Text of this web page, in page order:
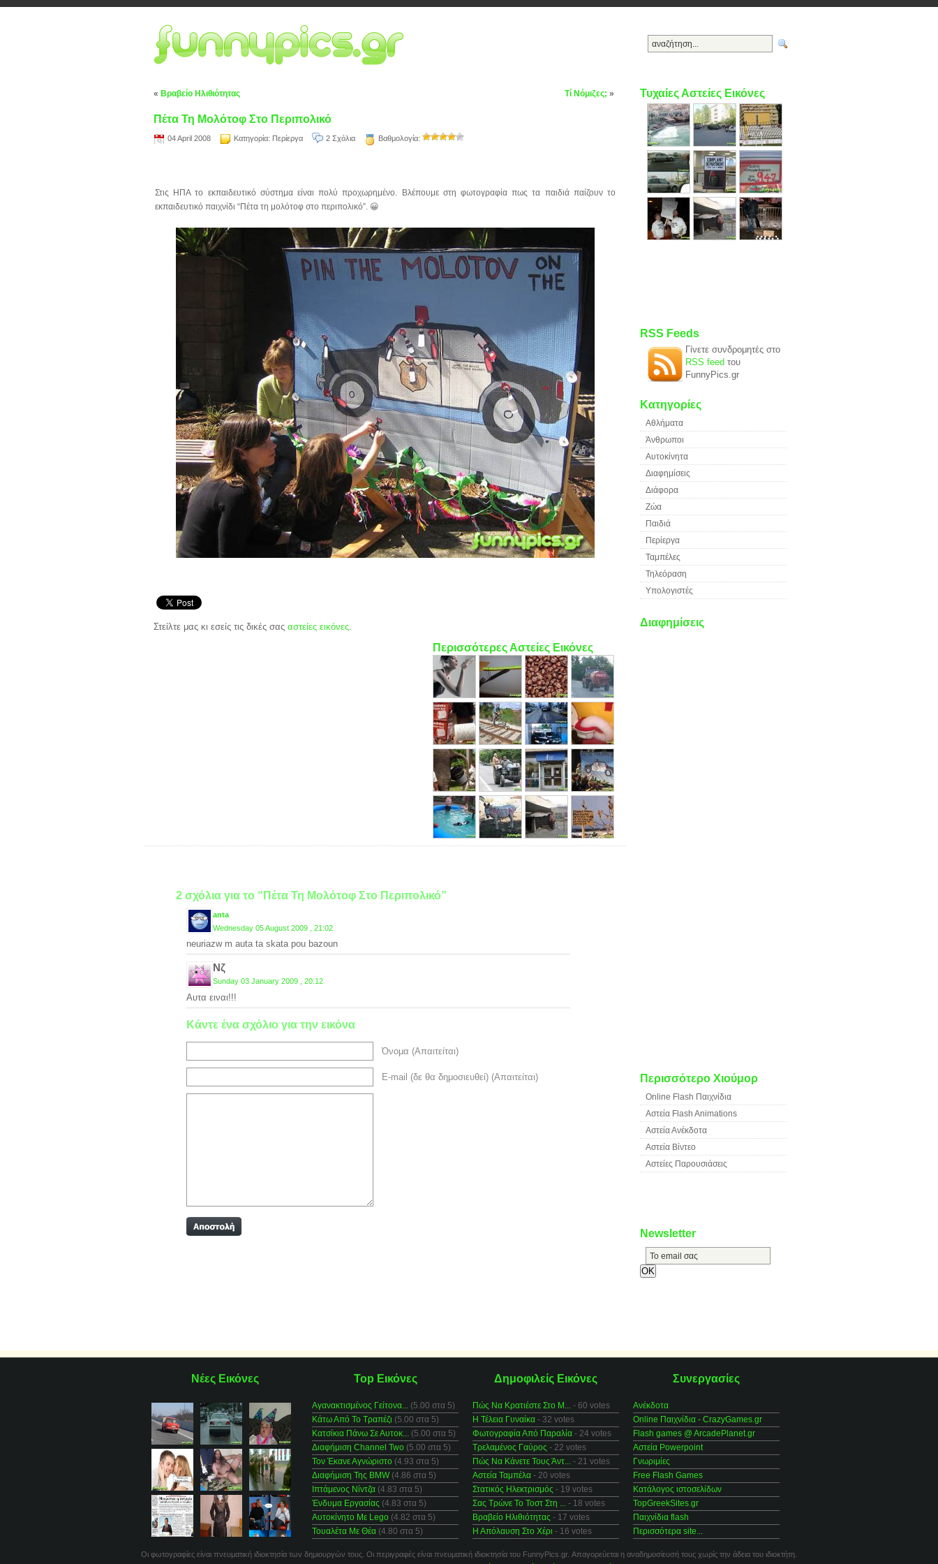
« Βραβείο Ηλιθιότητας Τί Νόμιζες; »
Πέτα Τη Μολότοφ Στο Περιπολικό
04 April 2008 Κατηγορία: Περίεργα 2 Σχόλια Βαθμολογία:
Στις ΗΠΑ το εκπαιδευτικό σύστημα είναι πολύ προχωρημένο. Βλέπουμε στη φωτογραφία πως τα παιδιά παίζουν το
εκπαιδευτικό παιχνίδι “Πέτα τη μολότοφ στο περιπολικό”. 😀
Στείλτε μας κι εσείς τις δικές σας αστείες εικόνες.
Περισσότερες Αστείες Εικόνες
2 σχόλια για το “Πέτα Τη Μολότοφ Στο Περιπολικό”
anta
Wednesday 05 August 2009 , 21:02
neuriazw m auta ta skata pou bazoun
Νζ
Sunday 03 January 2009 , 20:12
Αυτα ειναι!!!
Κάντε ένα σχόλιο για την εικόνα
Όνομα (Απαιτείται)
E-mail (δε θα δημοσιευθεί) (Απαιτείται)
Τυχαίες Αστείες Εικόνες
RSS Feeds
Γίνετε συνδρομητές στο
RSS feed του
FunnyPics.gr
Κατηγορίες
Αθλήματα
Άνθρωποι
Αυτοκίνητα
Διαφημίσεις
Διάφορα
Ζώα
Παιδιά
Περίεργα
Ταμπέλες
Τηλεόραση
Υπολογιστές
Διαφημίσεις
Περισσότερο Χιούμορ
Online Flash Παιχνίδια
Αστεία Flash Animations
Αστεία Ανέκδοτα
Αστεία Βίντεο
Αστείες Παρουσιάσεις
Newsletter
Νέες Εικόνες Top Εικόνες
Αγανακτισμένος Γείτονα... (5.00 στα 5)
Κάτω Από Το Τραπέζι (5.00 στα 5)
Κατσίκια Πάνω Σε Αυτοκ... (5.00 στα 5)
Διαφήμιση Channel Two (5.00 στα 5)
Τον Έκανε Αγνώριστο (4.93 στα 5)
Διαφήμιση Της BMW(4.86 στα 5)
Ιπτάμενος Νίντζα (4.83 στα 5)
Ένδυμα Εργασίας (4.83 στα 5)
Αυτοκίνητο Με Lego (4.82 στα 5)
Τουαλέτα Με Θέα (4.80 στα 5)
Δημοφιλείς Εικόνες
Πώς Να Κρατιέστε Στο Μ... - 60 votes
Η Τέλεια Γυναίκα - 32 votes
Φωτογραφία Από Παραλία - 24 votes
Τρελαμένος Γαύρος - 22 votes
Πώς Να Κάνετε Τους Άντ... - 21 votes
Αστεία Ταμπέλα - 20 votes
Στατικός Ηλεκτρισμός - 19 votes
Σας Τρώνε Το Τοστ Στη ... - 18 votes
Βραβείο Ηλιθιότητας - 17 votes
Η Απόλαυση Στο Χέρι - 16 votes
Συνεργασίες
Ανέκδοτα
Online Παιχνίδια - CrazyGames.gr
Flash games @ ArcadePlanet.gr
Αστεία Powerpoint
Γνωριμίες
Free Flash Games
Κατάλογος ιστοσελίδων
TopGreekSites.gr
Παιχνίδια flash
Περισσότερα site...
Οι φωτογραφίες είναι πνευματική ιδιοκτησία των δημιουργών τους. Οι περιγραφές είναι πνευματική ιδιοκτησία του FunnyPics.gr. Απαγορεύεται η αναδημοσίευσή τους χωρίς την άδεια του ιδιοκτήτη.